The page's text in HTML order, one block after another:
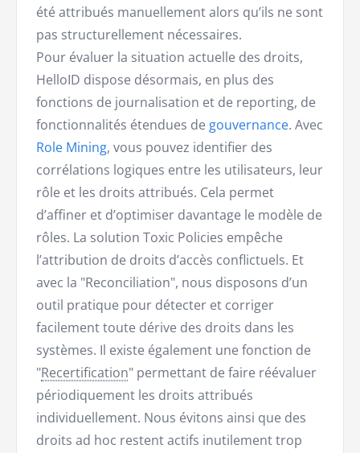
été attribués manuellement alors qu’ils ne sont
pas structurellement nécessaires.
Pour évaluer la situation actuelle des droits,
HelloID dispose désormais, en plus des
fonctions de journalisation et de reporting, de
fonctionnalités étendues de gouvernance. Avec
Role Mining, vous pouvez identifier des
corrélations logiques entre les utilisateurs, leur
rôle et les droits attribués. Cela permet
d’affiner et d’optimiser davantage le modèle de
rôles. La solution Toxic Policies empêche
l’attribution de droits d’accès conflictuels. Et
avec la "Reconciliation", nous disposons d’un
outil pratique pour détecter et corriger
facilement toute dérive des droits dans les
systèmes. Il existe également une fonction de
"Recertification" permettant de faire réévaluer
périodiquement les droits attribués
individuellement. Nous évitons ainsi que des
droits ad hoc restent actifs inutilement trop